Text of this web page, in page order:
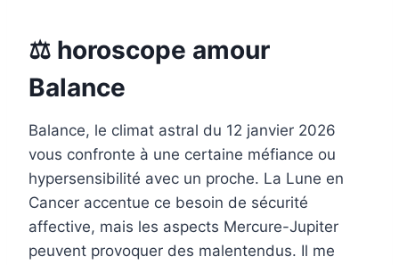
⚖️ horoscope amour
Balance
Balance, le climat astral du 12 janvier 2026
vous confronte à une certaine méfiance ou
hypersensibilité avec un proche. La Lune en
Cancer accentue ce besoin de sécurité
affective, mais les aspects Mercure-Jupiter
peuvent provoquer des malentendus. Il me